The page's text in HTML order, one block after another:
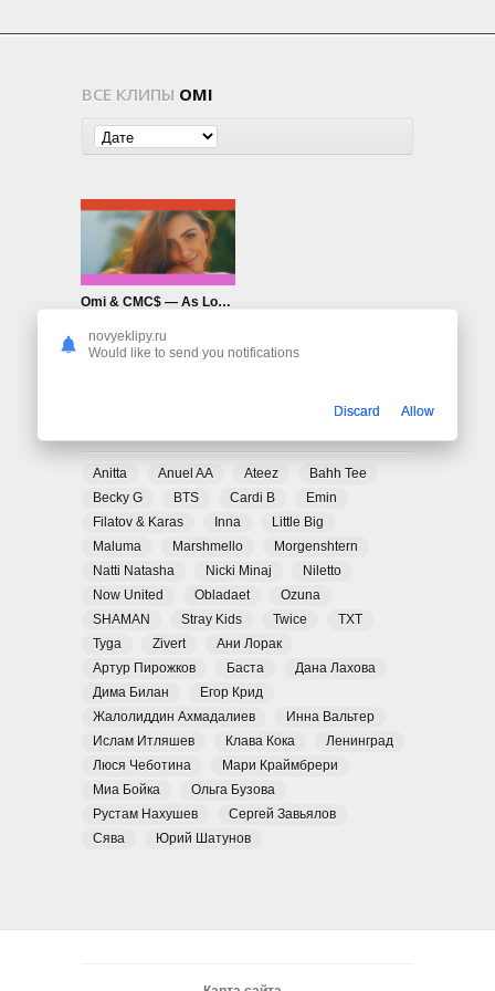
ВСЕ КЛИПЫ OMI
Omi & CMC$ — As Long As I’m With You
Anitta Anuel AA Ateez
Bahh Tee
Becky G
BTS Cardi B
Emin
Filatov & Karas
Inna
Little Big
Maluma
Marshmello
Morgenshtern
Natti Natasha
Nicki Minaj
Niletto
Now United
Obladaet
Ozuna
SHAMAN
Stray Kids Twice
TXT
Tyga
Zivert
Ани Лорак
Артур Пирожков
Баста
Дана Лахова
Дима Билан
Егор Крид
Жалолиддин Ахмадалиев
Инна Вальтер
Ислам Итляшев
Клава Кока
Ленинград
Люся Чеботина
Мари Краймбрери
Миа Бойка
Ольга Бузова
Рустам Нахушев
Сергей Завьялов
Сява
Юрий Шатунов
novyeklipy.ru
Would like to send you notifications
Discard Allow